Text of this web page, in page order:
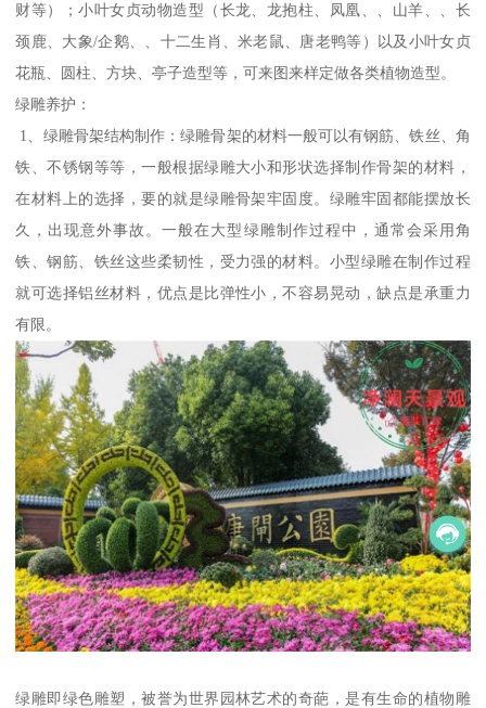
财等）；小叶女贞动物造型（长龙、龙抱柱、凤凰、、山羊、、长
颈鹿、大象/企鹅、、十二生肖、米老鼠、唐老鸭等）以及小叶女贞
花瓶、圆柱、方块、亭子造型等，可来图来样定做各类植物造型。
绿雕养护：
1、绿雕骨架结构制作：绿雕骨架的材料一般可以有钢筋、铁丝、角
铁、不锈钢等等，一般根据绿雕大小和形状选择制作骨架的材料，
在材料上的选择，要的就是绿雕骨架牢固度。绿雕牢固都能摆放长
久，出现意外事故。一般在大型绿雕制作过程中，通常会采用角
铁、钢筋、铁丝这些柔韧性，受力强的材料。小型绿雕在制作过程
就可选择铝丝材料，优点是比弹性小，不容易晃动，缺点是承重力
有限。
绿雕即绿色雕塑，被誉为世界园林艺术的奇葩，是有生命的植物雕